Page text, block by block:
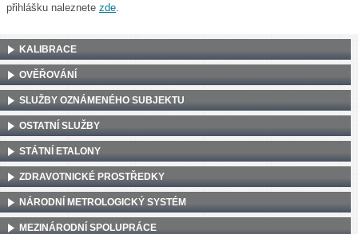
přihlášku naleznete zde.
KALIBRACE
OVĚŘOVÁNÍ
SLUŽBY OZNÁMENÉHO SUBJEKTU
OSTATNÍ SLUŽBY
STÁTNÍ ETALONY
ZDRAVOTNICKÉ PROSTŘEDKY
NÁRODNÍ METROLOGICKÝ SYSTÉM
MEZINÁRODNÍ SPOLUPRÁCE